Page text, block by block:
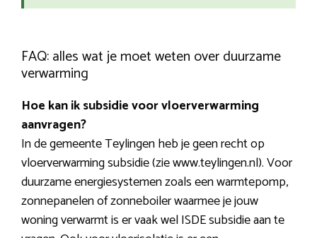
FAQ: alles wat je moet weten over duurzame
verwarming
Hoe kan ik subsidie voor vloerverwarming
aanvragen?
In de gemeente Teylingen heb je geen recht op
vloerverwarming subsidie (zie www.teylingen.nl). Voor
duurzame energiesystemen zoals een warmtepomp,
zonnepanelen of zonneboiler waarmee je jouw
woning verwarmt is er vaak wel ISDE subsidie aan te